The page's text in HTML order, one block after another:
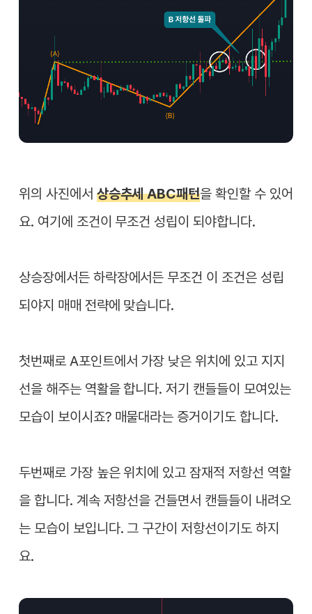
위의 사진에서 상승추세 ABC패턴을 확인할 수 있어
요. 여기에 조건이 무조건 성립이 되야합니다.
상승장에서든 하락장에서든 무조건 이 조건은 성립
되야지 매매 전략에 맞습니다.
첫번째로 A포인트에서 가장 낮은 위치에 있고 지지
선을 해주는 역활을 합니다. 저기 캔들들이 모여있는
모습이 보이시죠? 매물대라는 증거이기도 합니다.
두번째로 가장 높은 위치에 있고 잠재적 저항선 역할
을 합니다. 계속 저항선을 건들면서 캔들들이 내려오
는 모습이 보입니다. 그 구간이 저항선이기도 하지
요.